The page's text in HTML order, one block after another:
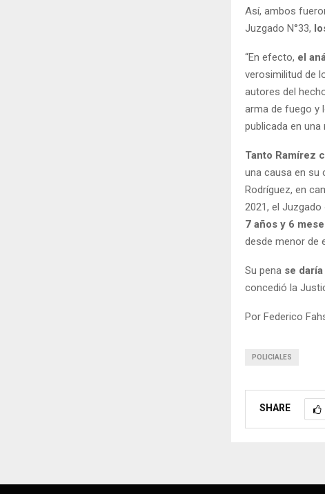
Así, ambos
Juzgado N°33,
“En efecto, el
verosimilitud de
autores del
arma de fuego y
publicada en una
Tanto Ramírez
una causa en su
Rodríguez, en
2021, el
7 años y 6
desde menor de
Su pena se
concedió la
Por Federico
POLICIALES
SHARE